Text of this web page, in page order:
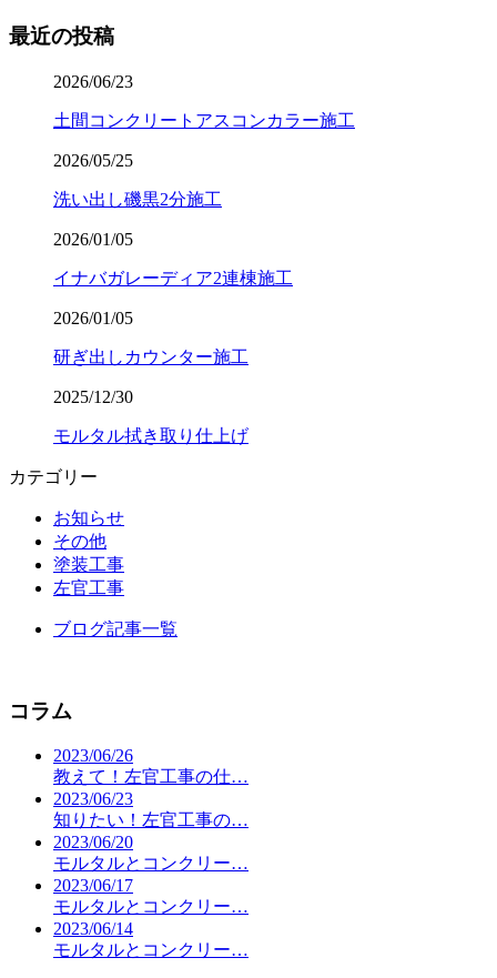
最近の投稿
2026/06/23
土間コンクリートアスコンカラー施工
2026/05/25
洗い出し磯黒2分施工
2026/01/05
イナバガレーディア2連棟施工
2026/01/05
研ぎ出しカウンター施工
2025/12/30
モルタル拭き取り仕上げ
カテゴリー
お知らせ
その他
塗装工事
左官工事
ブログ記事一覧
コラム
2023/06/26
教えて！左官工事の仕…
2023/06/23
知りたい！左官工事の…
2023/06/20
モルタルとコンクリー…
2023/06/17
モルタルとコンクリー…
2023/06/14
モルタルとコンクリー…